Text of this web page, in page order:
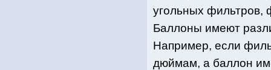
угольных фильтров,
Баллоны имеют
Например, если
дюймам, а баллон